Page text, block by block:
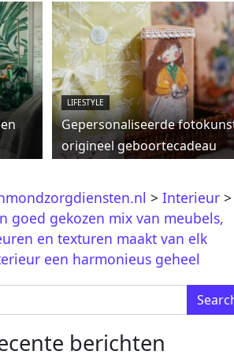
LIFESTYLE
Gepersonaliseerde
origineel geboortecadeau
> Interieur >
goed gekozen mix van meubels,
en texturen maakt van elk
een harmonieus geheel
for:
berichten